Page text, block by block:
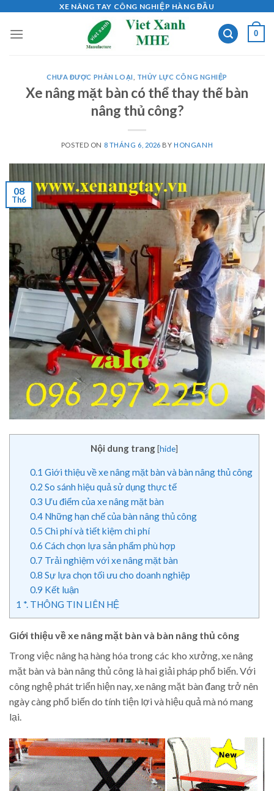
content
XE NÂNG TAY CÔNG NGHIỆP HÀNG ĐẦU
0
CHƯA ĐƯỢC PHÂN LOẠI THỦY LỰC CÔNG NGHIỆP
Xe nâng mặt bàn có thể thay thế bàn
nâng thủ công?
POSTED ON 8 THÁNG 6, 2026 BYHONGANH
08
Th6
Nội dung trang[hide]
0.1 Giới thiệu về xe nâng mặt bàn và bàn nâng thủ công
0.2 So sánh hiệu quả sử dụng thực tế
0.3 Ưu điểm của xe nâng mặt bàn
0.4Những hạn chế của bàn nâng thủ công
0.5 Chi phí và tiết kiệm chi phí
0.6 Cách chọn lựa sản phẩm phù hợp
0.7 Trải nghiệm với xe nâng mặt bàn
0.8 Sự lựa chọn tối ưu cho doanh nghiệp
0.9 Kết luận
1 *. THÔNG TIN LIÊN HỆ
Giới thiệu về xe nâng mặt bàn và bàn nâng thủ công
Trong việc nâng hạ hàng hóa trong các kho xưởng, xe nâng
mặt bàn và bàn nâng thủ công là hai giải pháp phổ biến. Với
công nghệ phát triển hiện nay, xe nâng mặt bàn đang trở nên
ngày càng phổ biến do tính tiện lợi và hiệu quả mà nó mang
lại.